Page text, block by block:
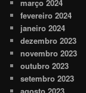
março 2024
fevereiro 2024
janeiro 2024
dezembro 2023
novembro 2023
outubro 2023
setembro 2023
agosto 2023